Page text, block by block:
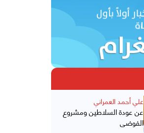
علي أحمد العمراني
عن عودة السلاطين ومشروع
الفوضى